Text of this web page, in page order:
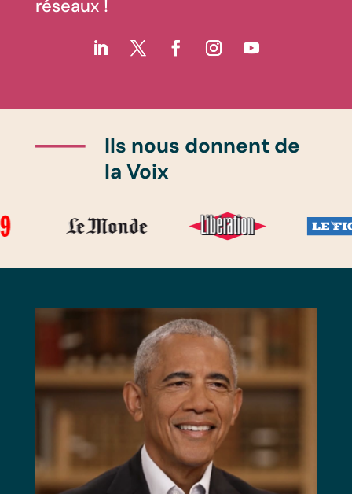
réseaux !
Ils nous donnent de
la Voix